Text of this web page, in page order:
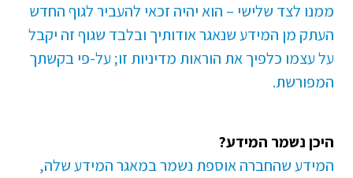
ממנו לצד שלישי – הוא יהיה זכאי להעביר לגוף החדש
העתק מן המידע שנאגר אודותיך ובלבד שגוף זה יקבל
על עצמו כלפיך את הוראות מדיניות זו; על-פי בקשתך
המפורשת.
היכן נשמר המידע?
המידע שהחברה אוספת נשמר במאגר המידע שלה,